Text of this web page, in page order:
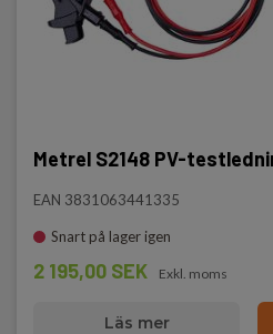
Metrel S2148 PV-
EAN 3831063441335
Snart på lager igen
2 195,00 SEK Exkl. moms
Läs mer